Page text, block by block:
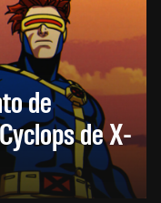
de
de X-